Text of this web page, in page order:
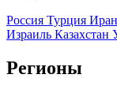
Россия Турция Иран
Израиль Казахстан
Регионы